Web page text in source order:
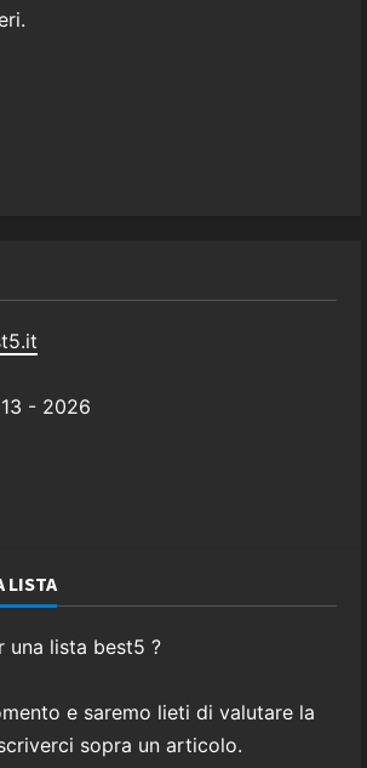
- 2026
LISTA
una lista best5 ?
e saremo lieti di valutare la
sopra un articolo.